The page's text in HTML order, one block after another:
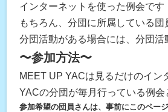
インターネットを使った例会です
もちろん、分団に所属している
分団活動がある場合には、分団
〜参加方法〜
YACの分団が毎月行っている例
参加希望の団員さんは、事前に